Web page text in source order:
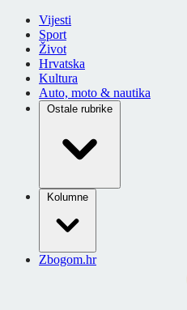
Vijesti
Sport
Život
Hrvatska
Kultura
Auto, moto & nautika
Ostale rubrike
Kolumne
Zbogom.hr